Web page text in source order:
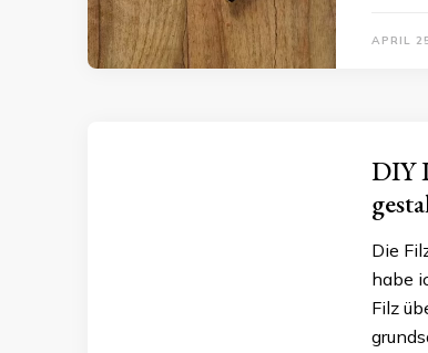
APRIL
DIY
Die
habe
Filz